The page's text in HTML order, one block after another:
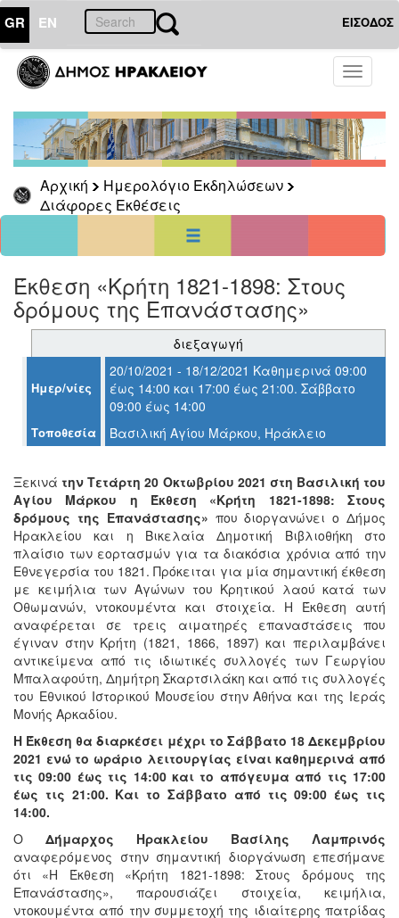
GR EN ΕΙΣΟΔΟΣ
Toggle
Αρχική
Ημερολόγιο Εκδηλώσεων
Διάφορες Εκθέσεις
27Οκτώβριος
2021
Δευ Τρι Τετ Πεμ Παρ Σαβ
1
2
10
11 12 13 14 15
16
17
18 19 20 21 22
23
30
ΗΜΕΡΟΛΟΓΙΟ
ΕΚΔΗΛΩΣΕΩΝ
Εκθέσεις
ΜΑΣ
ΔΗΜΟΣ
ΠΟΛΙΤΙΣΜΟΣ
ΑΝΘΕΚΤΙΚΗ
ΠΟΛΗ
Έκθεση «Κρήτη 1821-1898: Στους
δρόμους της Επανάστασης»
διεξαγωγή
Ημερ/νίες
20/10/2021 - 18/12/2021 Καθημερινά 09:00
έως 14:00 και 17:00 έως 21:00. Σάββατο
09:00 έως 14:00
Τοποθεσία Βασιλική Αγίου Μάρκου, Ηράκλειο
Ξεκινάτην Τετάρτη 20 Οκτωβρίου 2021 στη Βασιλική του
Αγίου Μάρκου η Έκθεση «Κρήτη 1821-1898: Στους
δρόμους της Επανάστασης» που διοργανώνει ο Δήμος
Ηρακλείου και η Βικελαία Δημοτική Βιβλιοθήκη στο
πλαίσιο των εορτασμών για τα διακόσια χρόνια από την
Εθνεγερσία του 1821. Πρόκειται για μία σημαντική έκθεση
με κειμήλια των Αγώνων του Κρητικού λαού κατά των
Οθωμανών, ντοκουμέντα και στοιχεία. Η Έκθεση αυτή
αναφέρεται σε τρεις αιματηρές επαναστάσεις που
έγιναν στην Κρήτη (1821, 1866, 1897) και περιλαμβάνει
αντικείμενα από τις ιδιωτικές συλλογές των Γεωργίου
Μπαλαφούτη, Δημήτρη Σκαρτσιλάκη και από τις συλλογές
του Εθνικού Ιστορικού Μουσείου στην Αθήνα και της Ιεράς
Μονής Αρκαδίου.
Η Έκθεση θα διαρκέσει μέχρι το Σάββατο 18 Δεκεμβρίου
2021 ενώ το ωράριο λειτουργίας είναι καθημερινά από
τις 09:00 έως τις 14:00 και το απόγευμα από τις 17:00
έως τις 21:00. Και το Σάββατο από τις 09:00 έως τις
14:00.
Ο Δήμαρχος Ηρακλείου Βασίλης Λαμπρινός
αναφερόμενος στην σημαντική διοργάνωση επεσήμανε
ότι «Η Έκθεση «Κρήτη 1821-1898: Στους δρόμους της
Επανάστασης», παρουσιάζει στοιχεία, κειμήλια,
ντοκουμέντα από την συμμετοχή της ιδιαίτερης πατρίδας